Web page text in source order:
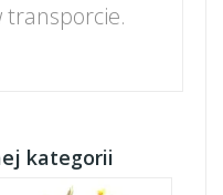
transporcie.
kategorii